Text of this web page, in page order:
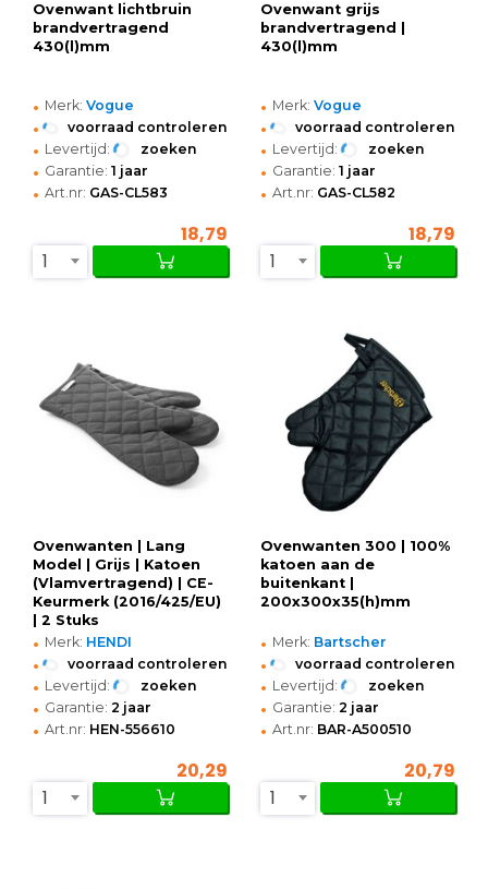
Ovenwant lichtbruin
brandvertragend
430(l)mm
• Merk: Vogue
• voorraad controleren
• Levertijd: zoeken
• Garantie: 1 jaar
• Art.nr: GAS-CL583
18,79
1
Ovenwant grijs
brandvertragend |
430(l)mm
• Merk: Vogue
• voorraad controleren
• Levertijd: zoeken
• Garantie: 1 jaar
• Art.nr: GAS-CL582
18,79
1
Ovenwanten | Lang
Model | Grijs | Katoen
(Vlamvertragend) | CE-
Keurmerk (2016/425/EU)
| 2 Stuks
• Merk: HENDI
• voorraad controleren
• Levertijd: zoeken
• Garantie: 2 jaar
• Art.nr: HEN-556610
20,29
1
Ovenwanten 300 | 100%
katoen aan de
buitenkant |
200x300x35(h)mm
• Merk: Bartscher
• voorraad controleren
• Levertijd: zoeken
• Garantie: 2 jaar
• Art.nr: BAR-A500510
20,79
1